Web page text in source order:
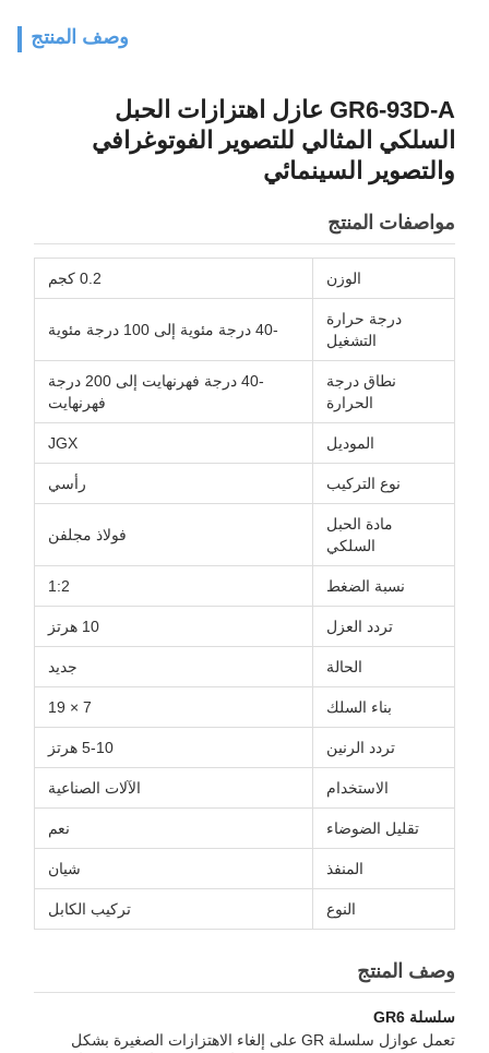
وصف المنتج
GR6-93D-A عازل اهتزازات الحبل
السلكي المثالي للتصوير الفوتوغرافي
والتصوير السينمائي
مواصفات المنتج
الوزن 0.2 كجم
درجة حرارة
التشغيل
نطاق درجة
الحرارة
-40 درجة فهرنهايت إلى 200 درجة
فهرنهايت
الموديل JGX
نوع التركيب رأسي
مادة الحبل
السلكي
فولاذ مجلفن
نسبة الضغط 1:2
تردد العزل 10 هرتز
الحالة جديد
بناء السلك
تردد الرنين 5-10 هرتز
الاستخدام الآلات الصناعية
تقليل الضوضاء نعم
المنفذ شيان
النوع تركيب الكابل
وصف المنتج
سلسلة GR6
تعمل عوازل سلسلة GR على إلغاء الاهتزازات الصغيرة بشكل